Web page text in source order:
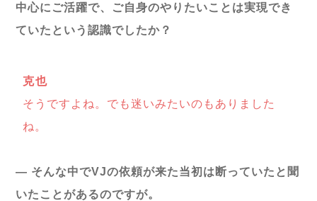
中心にご活躍で、ご自身のやりたいことは実現でき
ていたという認識でしたか？
克也
そうですよね。でも迷いみたいのもありました
ね。
― そんな中でVJの依頼が来た当初は断っていたと聞
いたことがあるのですが。